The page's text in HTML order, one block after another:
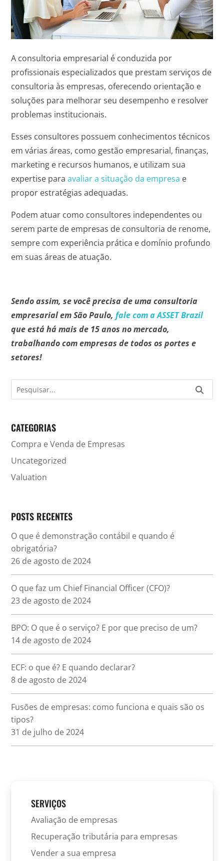
A consultoria empresarial é conduzida por
profissionais especializados que prestam serviços de
consultoria às empresas, oferecendo orientação e
soluções para melhorar seu desempenho e resolver
problemas institucionais.
Esses consultores possuem conhecimentos técnicos
em várias áreas, como gestão empresarial, finanças,
marketing e recursos humanos, e utilizam sua
expertise paraavaliar a situação da empresa e
propor estratégias adequadas.
Podem atuar como consultores independentes ou
serem parte de empresas de consultoria de renome,
sempre com experiência prática e domínio profundo
em suas áreas de atuação.
Sendo assim, se você precisa de uma consultoria
empresarial em São Paulo,fale com a ASSET Brazil
que está há mais de 15 anos no mercado,
trabalhando com empresas de todos os portes e
setores!
CATEGORIAS
Compra e Venda de Empresas
Uncategorized
Valuation
POSTS RECENTES
O que é demonstração contábil e quando é
obrigatória?
26 de agosto de 2024
O que faz um Chief Financial Officer (CFO)?
23 de agosto de 2024
BPO: O que é o serviço? E por que preciso de um?
14 de agosto de 2024
ECF: o que é? E quando declarar?
8 de agosto de 2024
Fusões de empresas: como funciona e quais são os
tipos?
31 de julho de 2024
SERVIÇOS
Avaliação de empresas
Recuperação tributária para empresas
Vender a sua empresa